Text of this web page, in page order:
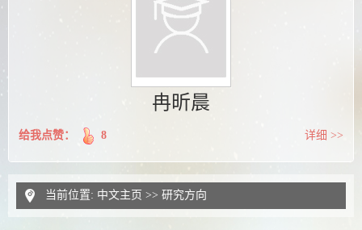
冉昕晨
给我点赞： 8 详细 >>
当前位置: 中文主页 >> 研究方向